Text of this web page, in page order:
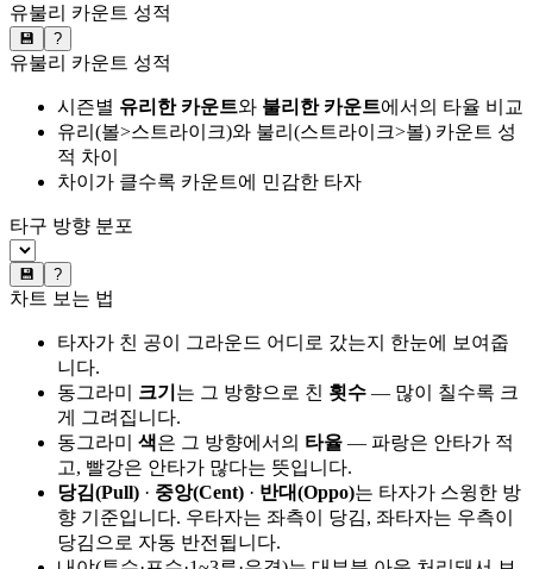
유불리 카운트 성적
💾 ?
유불리 카운트 성적
시즌별 유리한 카운트와 불리한 카운트에서의 타율 비교
유리(볼>스트라이크)와 불리(스트라이크>볼) 카운트 성
적 차이
차이가 클수록 카운트에 민감한 타자
타구 방향 분포
💾 ?
차트 보는 법
타자가 친 공이 그라운드 어디로 갔는지 한눈에 보여줍
니다.
동그라미 크기 는 그 방향으로 친 횟수 — 많이 칠수록 크
게 그려집니다.
동그라미 색은 그 방향에서의 타율 — 파랑은 안타가 적
고, 빨강은 안타가 많다는 뜻입니다.
당김(Pull) · 중앙(Cent) · 반대(Oppo)는 타자가 스윙한 방
향 기준입니다. 우타자는 좌측이 당김, 좌타자는 우측이
당김으로 자동 반전됩니다.